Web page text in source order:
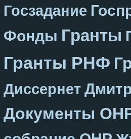
Госзадание
Фонды Гранты
Гранты РНФ
Диссернет
Документы